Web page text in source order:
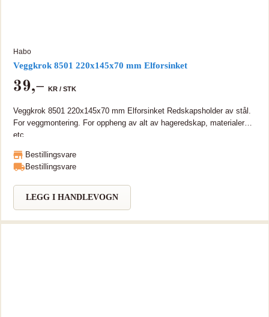
Habo
Veggkrok 8501 220x145x70 mm Elforsinket
39,– KR / STK
Veggkrok 8501 220x145x70 mm Elforsinket Redskapsholder av stål.
For veggmontering. For oppheng av alt av hageredskap, materialer
etc.
Bestillingsvare
Bestillingsvare
LEGG I HANDLEVOGN